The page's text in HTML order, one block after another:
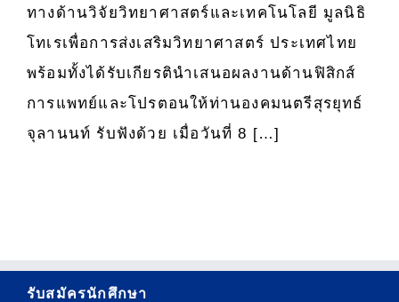
ทางด้านวิจัยวิทยาศาสตร์และเทคโนโลยี มูลนิธิ
โทเรเพื่อการส่งเสริมวิทยาศาสตร์ ประเทศไทย
พร้อมทั้งได้รับเกียรตินำเสนอผลงานด้านฟิสิกส์
การแพทย์และโปรตอนให้ท่านองคมนตรีสุรยุทธ์
จุลานนท์ รับฟังด้วย เมื่อวันที่ 8 […]
รับสมัครนักศึกษา